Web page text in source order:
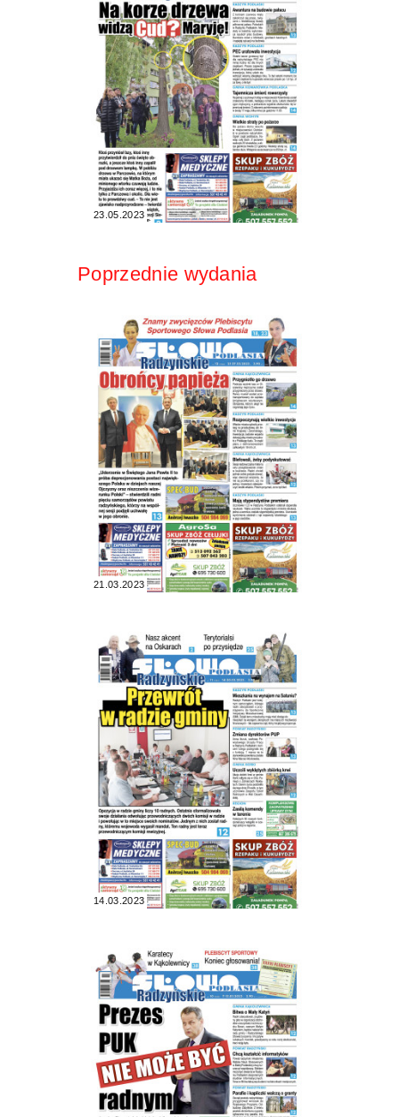
23.05.2023
Poprzednie wydania
21.03.2023
14.03.2023